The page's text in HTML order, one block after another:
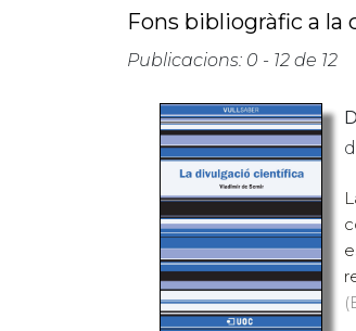
Fons bibliogràfic a la
Publicacions: 0 - 12 de 12